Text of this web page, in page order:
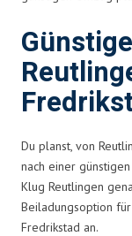
Du planst, von
nach einer
Klug Reutlingen
Beiladungsoption
Fredrikstad an.